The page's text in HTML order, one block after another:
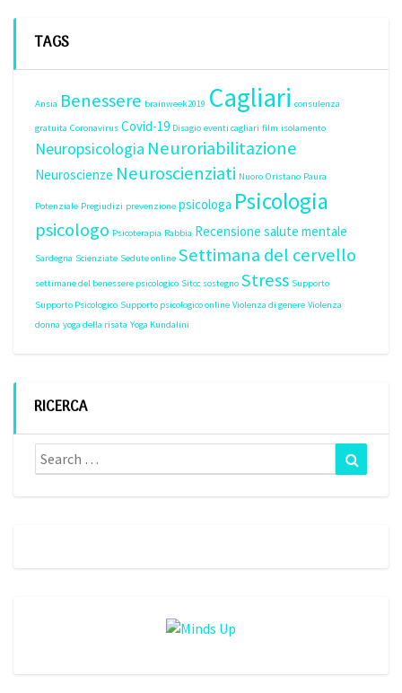
TAGS
Ansia Benessere brainweek2019 Cagliari consulenza
gratuita Coronavirus Covid-19 Disagio eventi cagliari film isolamento
Neuropsicologia Neuroriabilitazione
Neuroscienze Neuroscienziati Nuoro Oristano Paura
Potenziale Pregiudizi prevenzione psicologa Psicologia
psicologo Psicoterapia Rabbia Recensione salute mentale
Sardegna Scienziate Sedute online Settimana del cervello
settimane del benessere psicologico Sitcc sostegno Stress Supporto
Supporto Psicologico Supporto psicologico online Violenza di genere Violenza
donna yoga della risata Yoga Kundalini
RICERCA
Search
for: